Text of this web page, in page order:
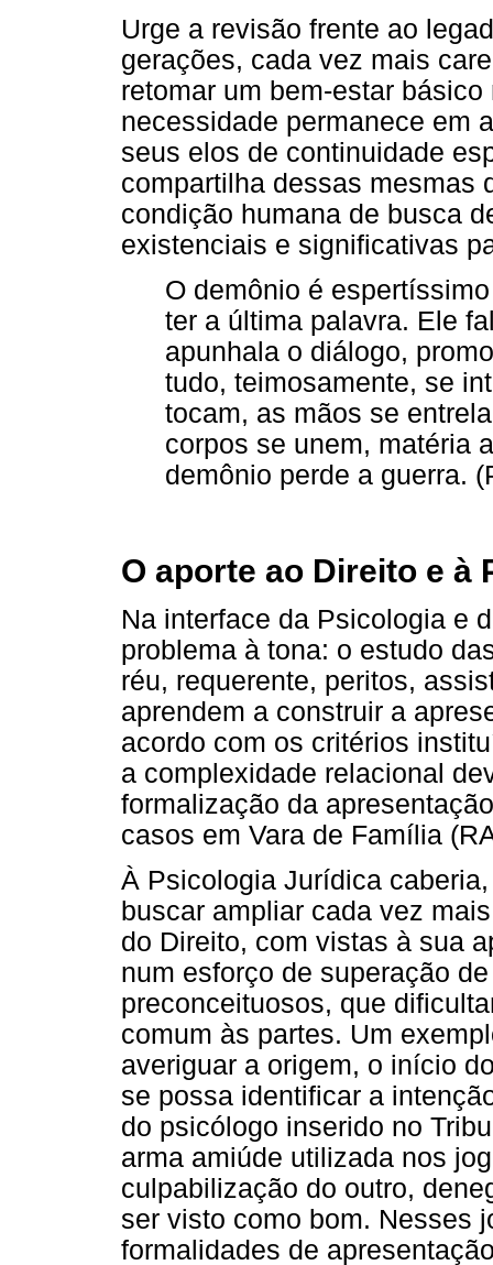
Urge a revisão frente ao
gerações, cada vez mais
retomar um bem-estar
necessidade permanece em
seus elos de continuidade
compartilha dessas mesmas
condição humana de busca
existenciais e significativas
O demônio é
ter a última palavra. Ele
apunhala o diálogo,
tudo, teimosamente, se
tocam, as mãos se
corpos se unem, matéria
demônio perde a guerra.
O aporte ao Direito e à
Na interface da Psicologia e
problema à tona: o estudo
réu, requerente, peritos,
aprendem a construir a
acordo com os critérios
a complexidade relacional
formalização da
casos em Vara de Família
À Psicologia Jurídica
buscar ampliar cada vez
do Direito, com vistas à sua
num esforço de superação
preconceituosos, que
comum às partes. Um
averiguar a origem, o início
se possa identificar a
do psicólogo inserido no
arma amiúde utilizada nos
culpabilização do outro,
ser visto como bom. Nesses
formalidades de